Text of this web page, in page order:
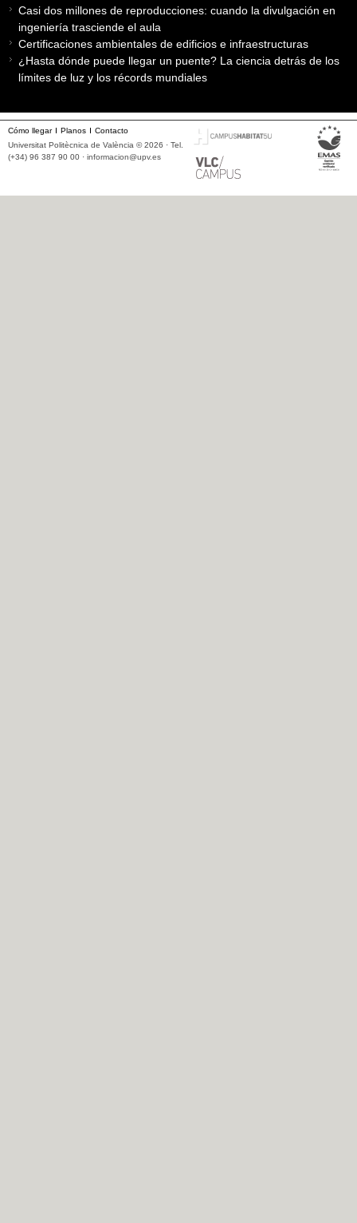
Casi dos millones de reproducciones: cuando la divulgación en
ingeniería trasciende el aula
Certificaciones ambientales de edificios e infraestructuras
¿Hasta dónde puede llegar un puente? La ciencia detrás de los
límites de luz y los récords mundiales
Cómo llegar Planos
Contacto
Universitat Politècnica de València © 2026 · Tel.
(+34) 96 387 90 00 · informacion@upv.es